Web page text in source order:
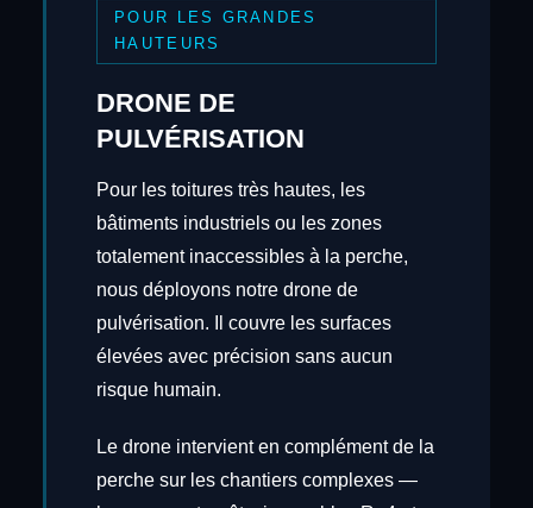
POUR LES GRANDES
HAUTEURS
DRONE DE
PULVÉRISATION
Pour les toitures très hautes, les
bâtiments industriels ou les zones
totalement inaccessibles à la perche,
nous déployons notre drone de
pulvérisation. Il couvre les surfaces
élevées avec précision sans aucun
risque humain.
Le drone intervient en complément de la
perche sur les chantiers complexes —